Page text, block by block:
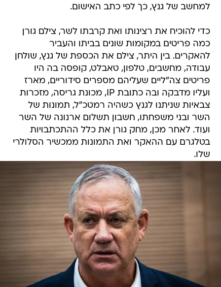
למחשב של גנץ, כך לפי כתב האישום.
כדי להוכיח את רצינותו ואת קרבתו לשר, צילם גורן
כמה פריטים במקומות שונים בביתו והעביר
להאקרים. בין היתר, צילם את הכספת של גנץ, שולחן
עבודה, מחשבים, טלפון, טאבלט, קופסה בה היו
פריטים צה"ליים שעליהם מספרים סידוריים, מארז
ועליו מדבקה ובה כתובת IP, מכונת גריסה, מזכרות
צבאיות שניתנו לגנץ כשהיה רמטכ"ל, תמונות של
השר ובני משפחתו, חשבון תשלום ארנונה של השר
ועוד. לאחר מכן, מחק גורן את כלל ההתכתבויות
בטלגרם עם ההאקר ואת התמונות ממכשיר הסלולרי
שלו.